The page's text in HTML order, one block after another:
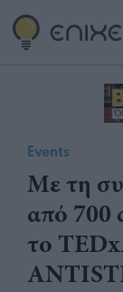
Events
​Με τη
από 700
το